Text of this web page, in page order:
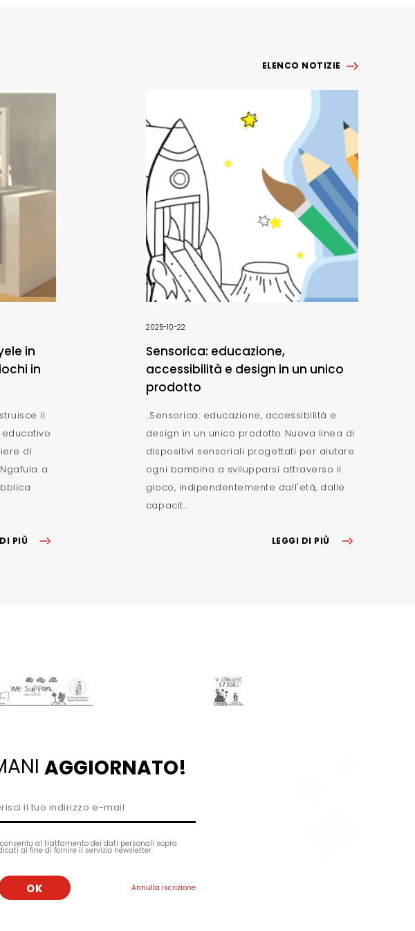
ELENCO NOTIZIE
in
in
il
di
a
PIÙ
2025-10-22
Sensorica: educazione,
accessibilità e design in un unico
prodotto
..Sensorica: educazione, accessibilità e
design in un unico prodotto Nuova linea di
dispositivi sensoriali progettati per aiutare
ogni bambino a svilupparsi attraverso il
gioco, indipendentemente dall'età, dalle
capacit...
LEGGI DI PIÙ
AGGIORNATO!
al trattamento dei dati personali sopra
al fine di fornire il servizio newsletter.